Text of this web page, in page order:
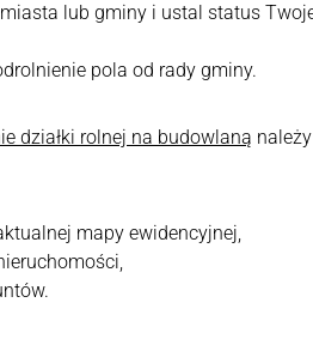
lub gminy i ustal status
pola od rady gminy.
działki rolnej na budowlaną
mapy ewidencyjnej,